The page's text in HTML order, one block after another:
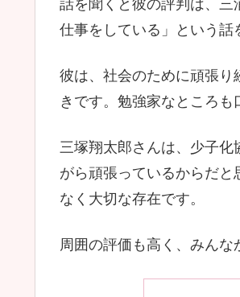
話を聞くと彼の評判は、三
仕事をしている」という話
彼は、社会のために頑張
きです。勉強家なところも
三塚翔太郎さんは、少子
がら頑張っているからだ
なく大切な存在です。
周囲の評価も高く、みんな